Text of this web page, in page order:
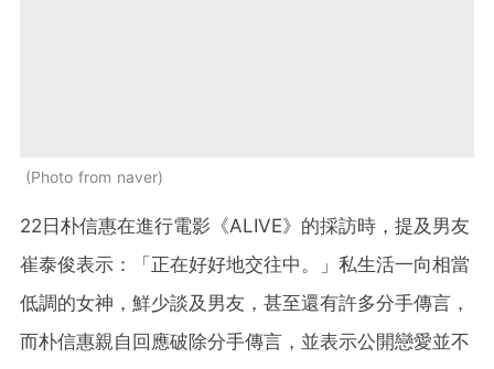
Photo from naver
22日朴信惠在進行電影《ALIVE》的採訪時，提及男友
崔泰俊表示：「正在好好地交往中。」私生活一向相當
低調的女神，鮮少談及男友，甚至還有許多分手傳言，
而朴信惠親自回應破除分手傳言，並表示公開戀愛並不